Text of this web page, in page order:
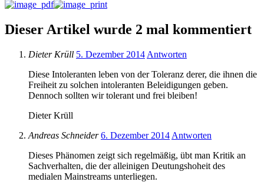
Dieser Artikel wurde 2 mal kommentiert
Dieter Krüll 5. Dezember 2014 Antworten
Diese Intoleranten leben von der Toleranz derer, die ihnen die
Freiheit zu solchen intoleranten Beleidigungen geben.
Dennoch sollten wir tolerant und frei bleiben!
Dieter Krüll
Andreas Schneider 6. Dezember 2014 Antworten
Dieses Phänomen zeigt sich regelmäßig, übt man Kritik an
Sachverhalten, die der alleinigen Deutungshoheit des
medialen Mainstreams unterliegen.